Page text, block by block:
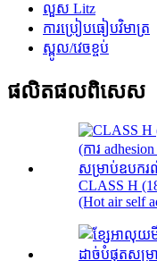
លួស Litz
ការប្រៀបធៀបវិមាត្រ
ស្ពូល/វេចខ្ចប់
ផលិតផលពិសេស
CLASS H
(Hot air self